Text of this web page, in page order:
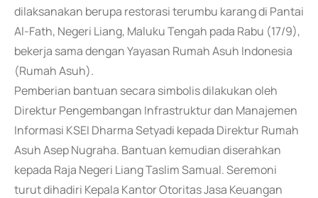
dilaksanakan berupa restorasi terumbu karang di Pantai
Al-Fath, Negeri Liang, Maluku Tengah pada Rabu (17/9),
bekerja sama dengan Yayasan Rumah Asuh Indonesia
(Rumah Asuh).
Pemberian bantuan secara simbolis dilakukan oleh
Direktur Pengembangan Infrastruktur dan Manajemen
Informasi KSEI Dharma Setyadi kepada Direktur Rumah
Asuh Asep Nugraha. Bantuan kemudian diserahkan
kepada Raja Negeri Liang Taslim Samual. Seremoni
turut dihadiri Kepala Kantor Otoritas Jasa Keuangan